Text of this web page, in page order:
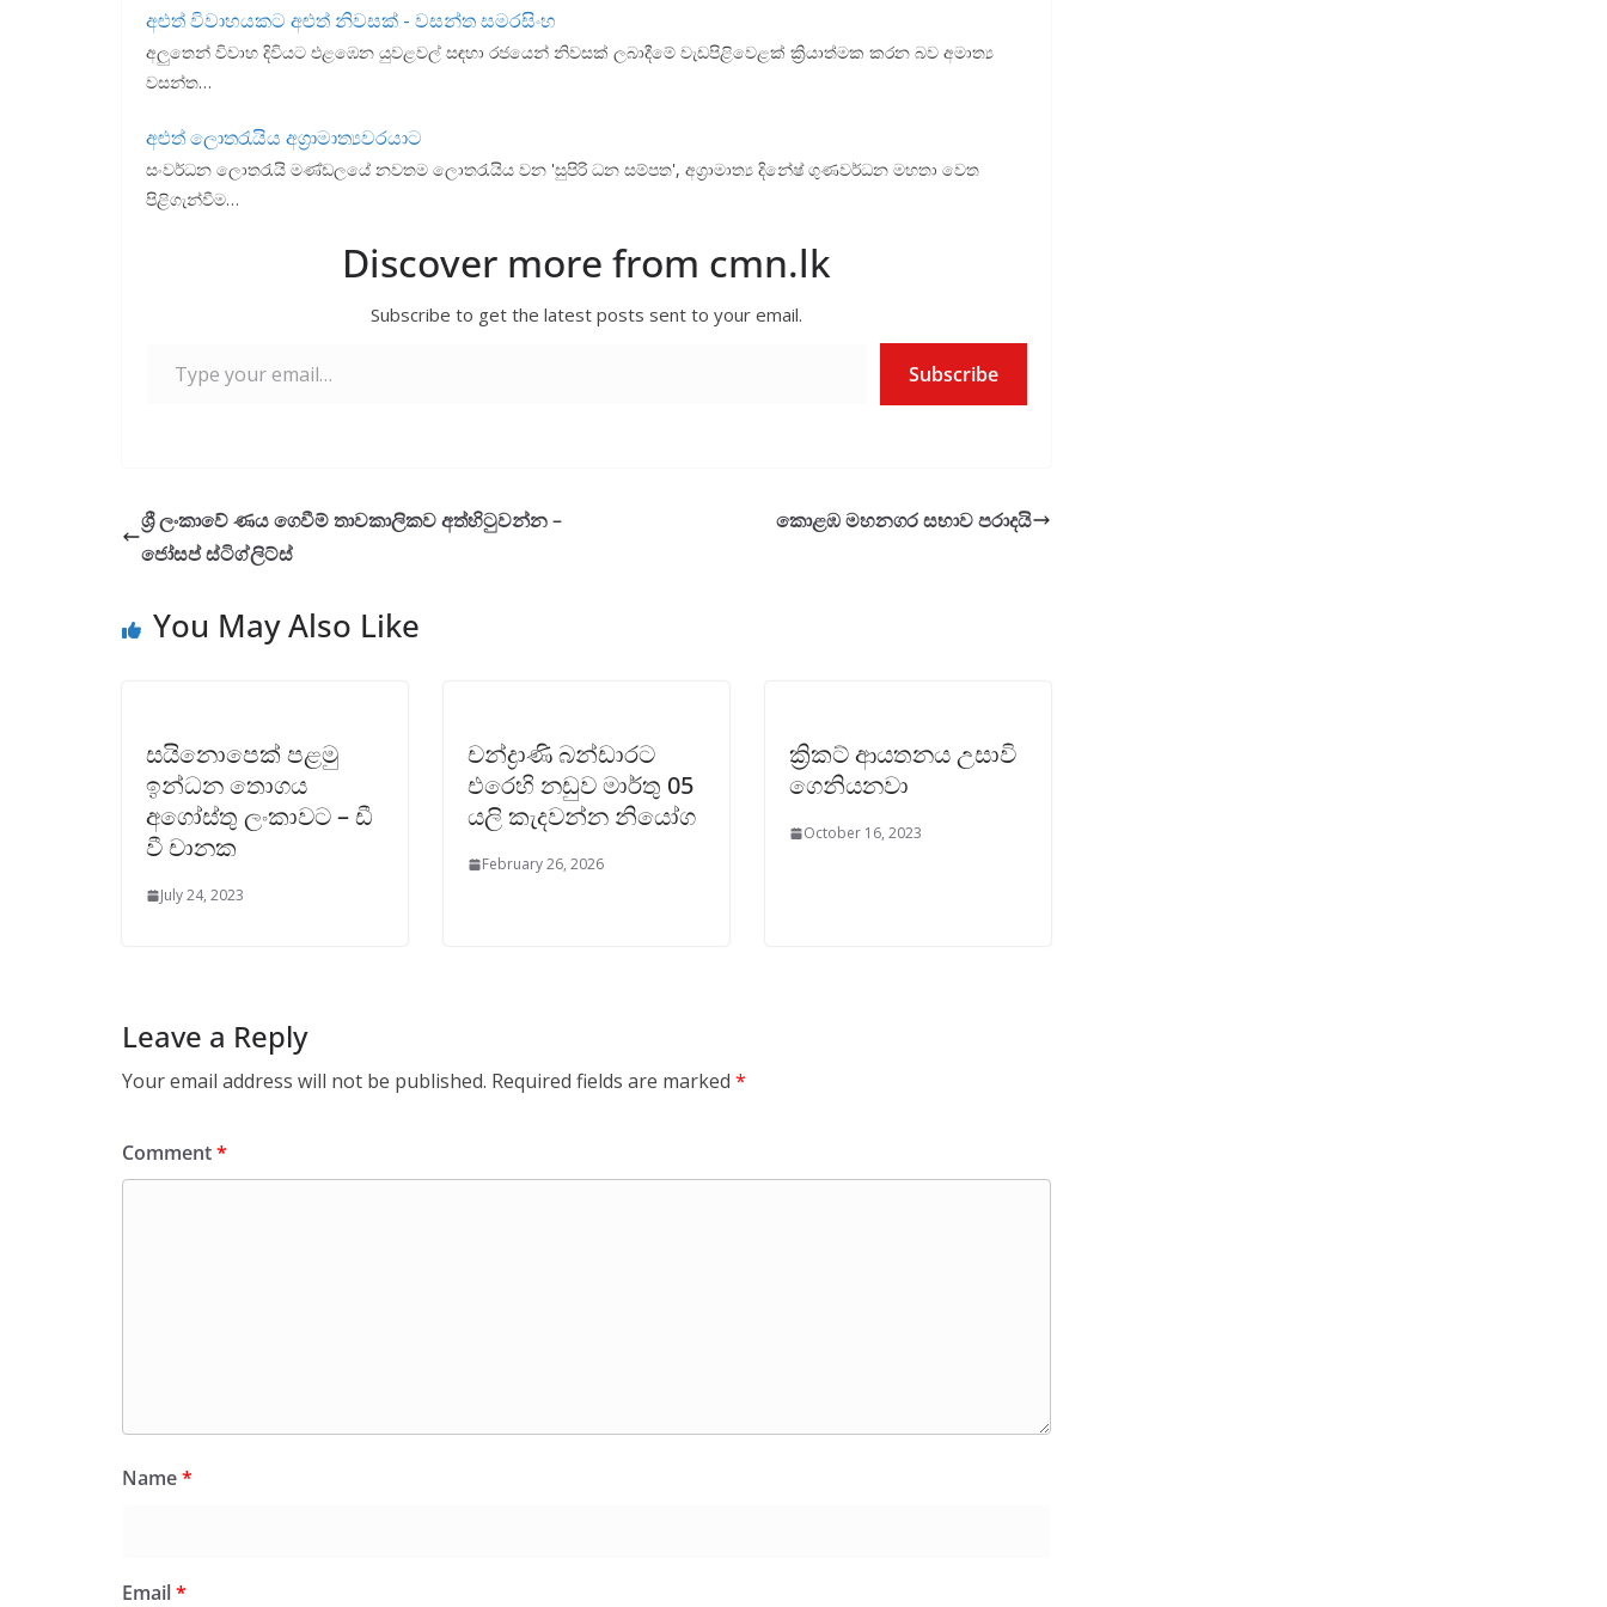
k p
අළුත් විවාහයකට අළුත් නිවසක් - වසන්ත සමරසිංහ
අලුතෙන් විවාහ දිවියට එළඹෙන යුවළවල් සඳහා රජයෙන් නිවසක් ලබාදීමේ වැඩපිළිවෙළක් ක්‍රියාත්මක කරන බව අමාත්‍ය
වසන්ත…
අළුත් ලොතරැයිය අග්‍රාමාත්‍යවරයාට
සංවර්ධන ලොතරැයි මණ්ඩලයේ නවතම ලොතරැයිය වන 'සුපිරි ධන සම්පත', අග්‍රාමාත්‍ය දිනේෂ් ගුණවර්ධන මහතා වෙත
පිළිගැන්වීම…
Discover more from cmn.lk
Subscribe to get the latest posts sent to your email.
Subscribe
ශ්‍රී ලංකාවේ ණය ගෙවීම් තාවකාලිකව අත්හිටුවන්න –
ජෝසප් ස්ටිග්ලිට්ස්
කොළඹ මහනගර සභාව පරාදයි
You May Also Like
සයිනොපෙක් පළමු
ඉන්ධන තොගය
අගෝස්තු ලංකාවට – ඩී
වී චානක
July 24, 2023
චන්ද්‍රාණි බන්ඩාරට
එරෙහි නඩුව මාර්තු 05
යලි කැදවන්න නියෝග
February 26, 2026
ක්‍රිකට් ආයතනය උසාවි
ගෙනියනවා
October 16, 2023
Leave a Reply
Your email address will not be published. Required fields are marked *
Comment*
Name*
Email*